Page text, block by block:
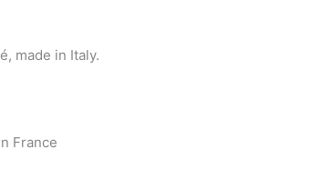
made in Italy.
France